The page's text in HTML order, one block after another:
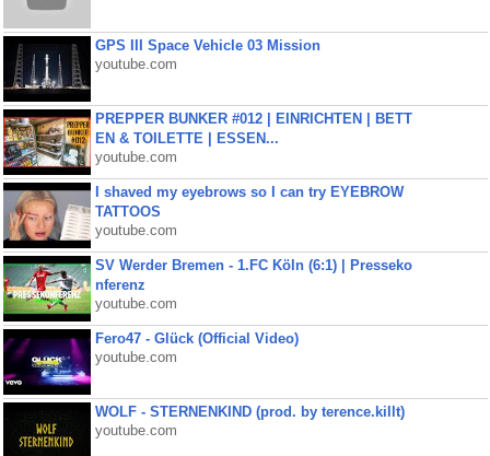
GPS III Space Vehicle 03 Mission
youtube.com
PREPPER BUNKER #012 | EINRICHTEN | BETT
EN & TOILETTE | ESSEN...
youtube.com
I shaved my eyebrows so I can try EYEBROW
TATTOOS
youtube.com
SV Werder Bremen - 1.FC Köln (6:1) | Presseko
nferenz
youtube.com
Fero47 - Glück (Official Video)
youtube.com
WOLF - STERNENKIND (prod. by terence.killt)
youtube.com